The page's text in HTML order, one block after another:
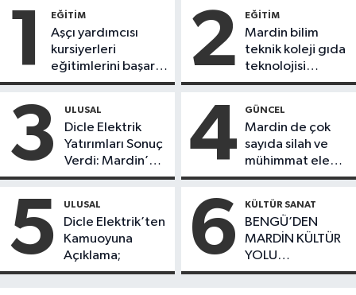
1 EĞİTİM
Aşçı yardımcısı
kursiyerleri
eğitimlerini başarı
ile tamamladı
2 EĞİTİM
Mardin bilim
teknik koleji gıda
teknolojisi
öğrencileri
ürünlerini satarak
köydeki
çoçuklara kitap
desteğinde
bulundu
3 ULUSAL
Dicle Elektrik
Yatırımları Sonuç
Verdi: Mardin’de
Kayıp Kaçak
Düşüş
4 GÜNCEL
Mardin de çok
sayıda silah ve
mühimmat ele
geçirildi
5 ULUSAL
Dicle Elektrik’ten
Kamuoyuna
Açıklama;
6 KÜLTÜR SANAT
BENGÜ’DEN
MARDİN KÜLTÜR
YOLU
FESTIVALİ’NDE